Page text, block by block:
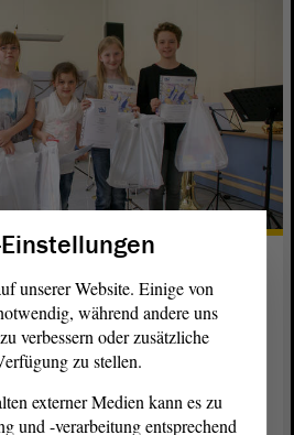
Sicht von
Europa und was denken sie über
die künstlerischen Arbeiten des
unserer Website. Einige von
während andere uns
verbessern oder zusätzliche
zu stellen.
externer Medien kann es zu
und -verarbeitung entsprechend